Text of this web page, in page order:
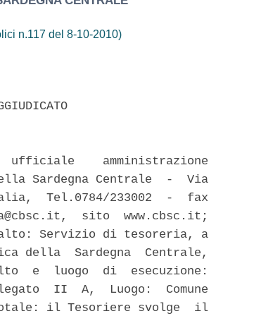
n.117 del 8-10-2010)
ufficiale    amministrazione
Sardegna Centrale  -  Via
Tel.0784/233002  -  fax
sito  www.cbsc.it;
Servizio di tesoreria, a
della  Sardegna  Centrale,
e  luogo  di  esecuzione:
II  A,  Luogo:  Comune
il Tesoriere svolge  il